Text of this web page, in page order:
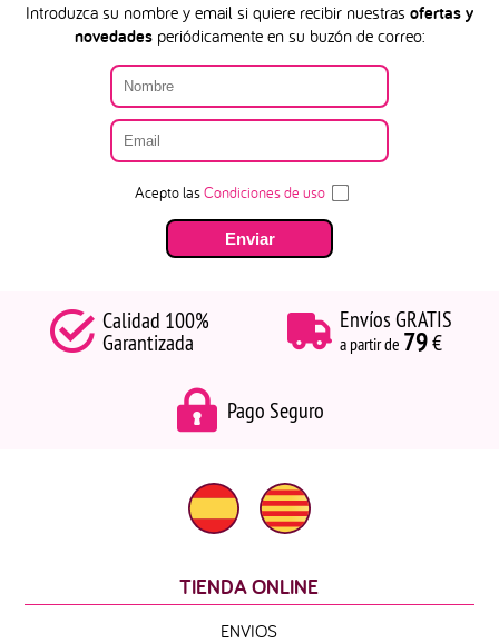
Introduzca su nombre y email si quiere recibir nuestras ofertas y
novedadesperiódicamente en su buzón de correo:
Acepto lasCondiciones de uso
Calidad 100%
Garantizada
Envíos GRATIS
a partir de 79€
Pago Seguro
TIENDA ONLINE
ENVIOS